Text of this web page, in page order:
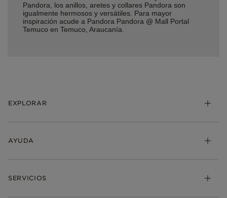
Pandora, los anillos, aretes y collares Pandora son
igualmente hermosos y versátiles. Para mayor
inspiración acude a Pandora Pandora @ Mall Portal
Temuco en Temuco, Araucanía.
EXPLORAR
AYUDA
SERVICIOS